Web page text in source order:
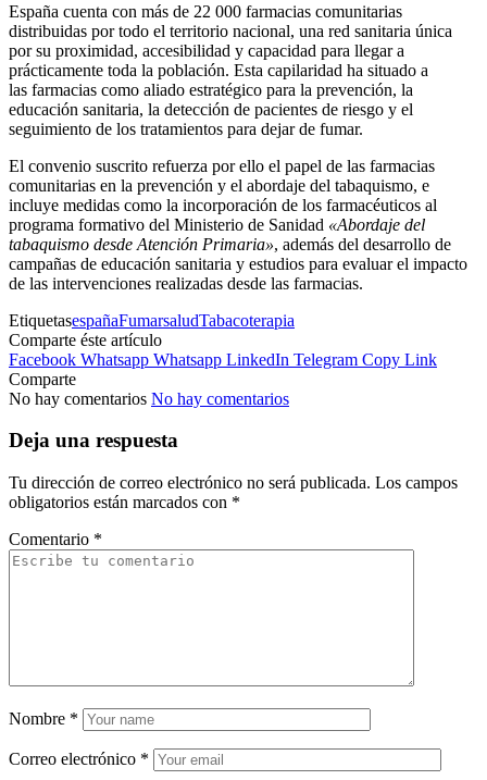
España cuenta con más de 22 000 farmacias comunitarias
distribuidas por todo el territorio nacional, una red sanitaria única
por su proximidad, accesibilidad y capacidad para llegar a
prácticamente toda la población. Esta capilaridad ha situado a
las farmacias como aliado estratégico para la prevención, la
educación sanitaria, la detección de pacientes de riesgo y el
seguimiento de los tratamientos para dejar de fumar.
El convenio suscrito refuerza por ello el papel de las farmacias
comunitarias en la prevención y el abordaje del tabaquismo, e
incluye medidas como la incorporación de los farmacéuticos al
programa formativo del Ministerio de Sanidad «Abordaje del
tabaquismo desde Atención Primaria», además del desarrollo de
campañas de educación sanitaria y estudios para evaluar el impacto
de las intervenciones realizadas desde las farmacias.
EtiquetasespañaFumarsaludTabacoterapia
Comparte éste artículo
Facebook Whatsapp Whatsapp LinkedIn Telegram Copy Link
Comparte
No hay comentarios No hay comentarios
Deja una respuesta
Tu dirección de correo electrónico no será publicada. Los campos
obligatorios están marcados con *
Comentario *
Nombre *
Correo electrónico *